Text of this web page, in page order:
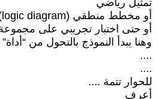
تمثيل رياضي
أو مخطط منطقي (logic diagram)
أو حتى اختبار تجريبي على
وهنا يبدأ النموذج بالتحول من
....
....
للحوار تتمة ....
أعرف